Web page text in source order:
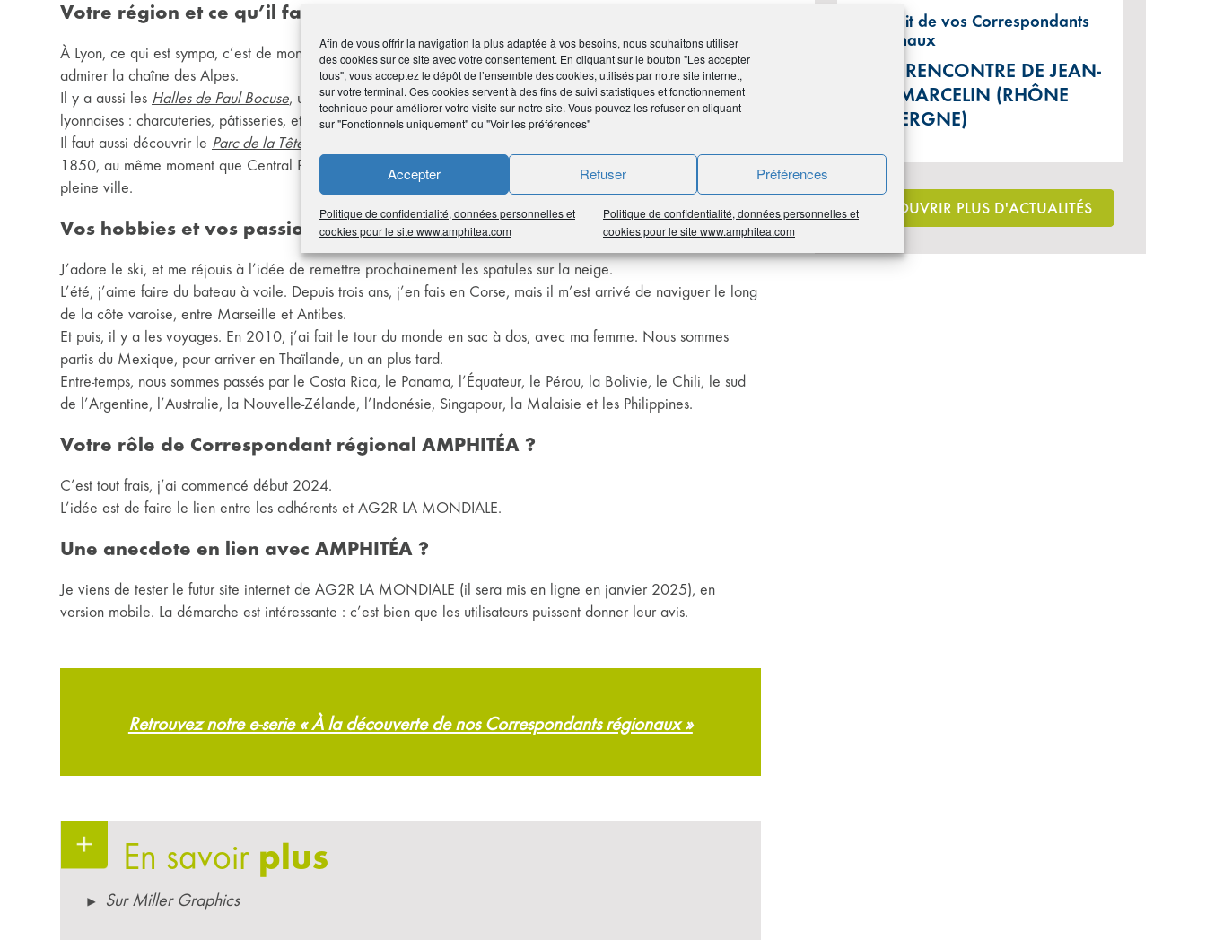
Afin de vous offrir la navigation la plus adaptée à vos besoins, nous souhaitons utiliser
des cookies sur ce site avec votre consentement. En cliquant sur le bouton "Les accepter
tous", vous acceptez le dépôt de l’ensemble des cookies, utilisés par notre site internet,
sur votre terminal. Ces cookies servent à des fins de suivi statistiques et fonctionnement
technique pour améliorer votre visite sur notre site. Vous pouvez les refuser en cliquant
sur "Fonctionnels uniquement" ou "Voir les préférences"
Accepter Refuser Préférences
Politique de confidentialité, données personnelles et
cookies pour le site www.amphitea.com
Politique de confidentialité, données personnelles et
cookies pour le site www.amphitea.com
Votre région et ce qu’il faut absolument découvrir ?
À Lyon, ce qui est sympa, c’est de monter, par beau temps, jusqu’à la Basilique Notre-Dame de Fourvièrepour
admirer la chaîne des Alpes.
Il y a aussi les Halles de Paul Bocuse, un marché couvert où l’on trouve absolument toutes les spécialités
lyonnaises : charcuteries, pâtisseries, etc. Que des bonnes choses !
Il faut aussi découvrir le Parc de la Tête d’Or
1850, au même moment que Central Park à New York, avec l’idée d’offrir aux Lyonnais une part de nature en
pleine ville.
Vos hobbies et vos passions ?
J’adore le ski, et me réjouis à l’idée de remettre prochainement les spatules sur la neige.
L’été, j’aime faire du bateau à voile. Depuis trois ans, j’en fais en Corse, mais il m’est arrivé de naviguer le long
de la côte varoise, entre Marseille et Antibes.
Et puis, il y a les voyages. En 2010, j’ai fait le tour du monde en sac à dos, avec ma femme. Nous sommes
partis du Mexique, pour arriver en Thaïlande, un an plus tard.
Entre-temps, nous sommes passés par le Costa Rica, le Panama, l’Équateur, le Pérou, la Bolivie, le Chili, le sud
de l’Argentine, l’Australie, la Nouvelle-Zélande, l’Indonésie, Singapour, la Malaisie et les Philippines.
Votre rôle de Correspondant régional AMPHITÉA ?
C’est tout frais, j’ai commencé début 2024.
L’idée est de faire le lien entre les adhérents et AG2R LA MONDIALE.
Une anecdote en lien avec AMPHITÉA ?
Je viens de tester le futur site internet de AG2R LA MONDIALE (il sera mis en ligne en janvier 2025), en
version mobile. La démarche est intéressante : c’est bien que les utilisateurs puissent donner leur avis.
Retrouvez notre e-serie « À la découverte de nos Correspondants régionaux »
En savoir plus
Sur Miller Graphics
Portrait de vos Correspondants
régionaux
À LA RENCONTRE DE JEAN-
LUC MARCELIN (RHÔNE
AUVERGNE)
DÉCOUVRIR PLUS D'ACTUALITÉS